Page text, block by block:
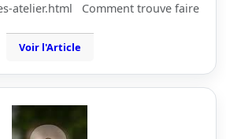
atelier.html Comment trouve faire
Voir l'Article